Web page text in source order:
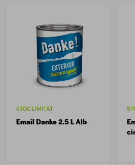
STOC LIMITAT
Email Danke 2.5 L Alb